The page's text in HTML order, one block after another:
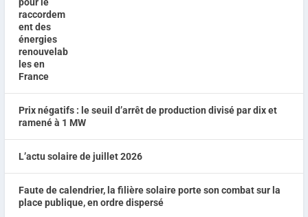
Prix négatifs : le seuil d’arrêt de production divisé par dix et
ramené à 1 MW
L’actu solaire de juillet 2026
Faute de calendrier, la filière solaire porte son combat sur la
place publique, en ordre dispersé